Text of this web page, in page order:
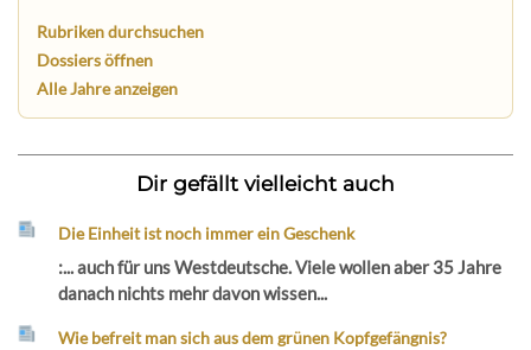
Rubriken durchsuchen
Dossiers öffnen
Alle Jahre anzeigen
Dir gefällt vielleicht auch
Die Einheit ist noch immer ein Geschenk
:... auch für uns Westdeutsche. Viele wollen aber 35 Jahre
danach nichts mehr davon wissen...
Wie befreit man sich aus dem grünen Kopfgefängnis?